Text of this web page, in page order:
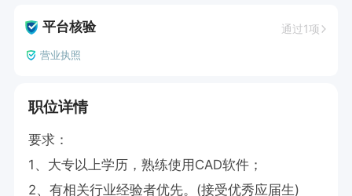
平台核验 通过1项
营业执照
职位详情
要求：
1、大专以上学历，熟练使用CAD软件；
2、有相关行业经验者优先。(接受优秀应届生)